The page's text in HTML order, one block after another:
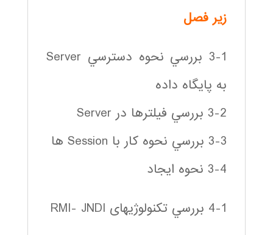
زير فصل
3-1 بررسي نحوه دسترسي Server
به پايگاه داده
3-2 بررسي فيلترها در Server
3-3 بررسي نحوه كار با Session ها
3-4 نحوه ايجاد
4-1 بررسي تكنولوژيهای RMI- JNDI